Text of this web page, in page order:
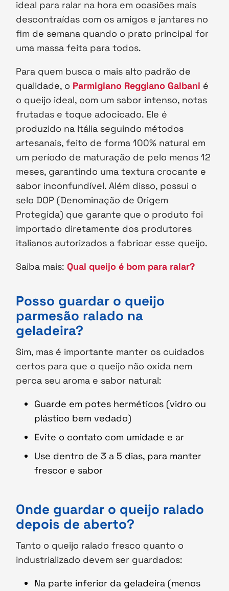
ideal para ralar na hora em ocasiões mais
descontraídas com os amigos e jantares no
fim de semana quando o prato principal for
uma massa feita para todos.
Para quem busca o mais alto padrão de
qualidade, o Parmigiano Reggiano Galbani é
o queijo ideal, com um sabor intenso, notas
frutadas e toque adocicado. Ele é
produzido na Itália seguindo métodos
artesanais, feito de forma 100% natural em
um período de maturação de pelo menos 12
meses, garantindo uma textura crocante e
sabor inconfundível. Além disso, possui o
selo DOP (Denominação de Origem
Protegida) que garante que o produto foi
importado diretamente dos produtores
italianos autorizados a fabricar esse queijo.
Saiba mais: Qual queijo é bom para ralar?
Posso guardar o queijo
parmesão ralado na
geladeira?
Sim, mas é importante manter os cuidados
certos para que o queijo não oxida nem
perca seu aroma e sabor natural:
Guarde em potes herméticos (vidro ou
plástico bem vedado)
Evite o contato com umidade e ar
Use dentro de 3 a 5 dias, para manter
frescor e sabor
Onde guardar o queijo ralado
depois de aberto?
Tanto o queijo ralado fresco quanto o
industrializado devem ser guardados:
Na parte inferior da geladeira (menos